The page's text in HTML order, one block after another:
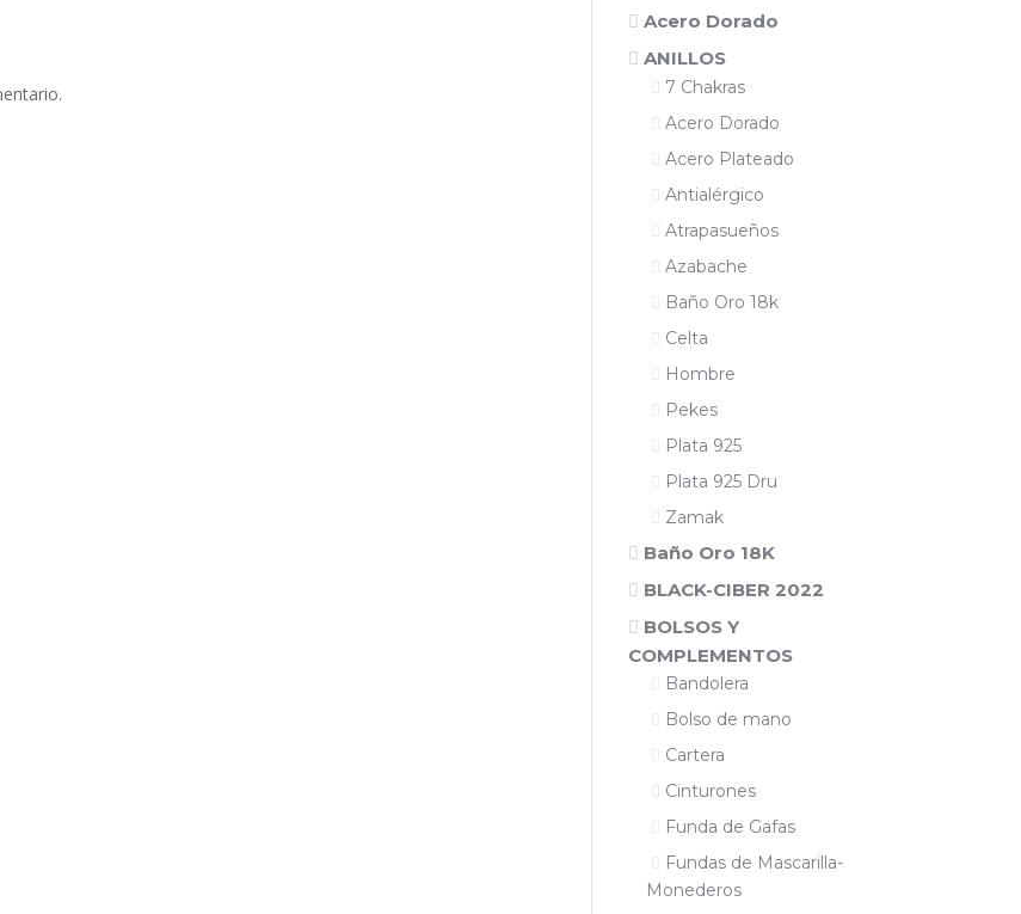
Acero Dorado
ANILLOS
7 Chakras
Acero Dorado
Acero Plateado
Antialérgico
Atrapasueños
Azabache
Baño Oro 18k
Celta
Hombre
Pekes
Plata 925
Plata 925 Dru
Zamak
Baño Oro 18K
BLACK-CIBER 2022
BOLSOS Y
COMPLEMENTOS
Bandolera
Bolso de mano
Cartera
Cinturones
Funda de Gafas
Fundas de Mascarilla-
Monederos